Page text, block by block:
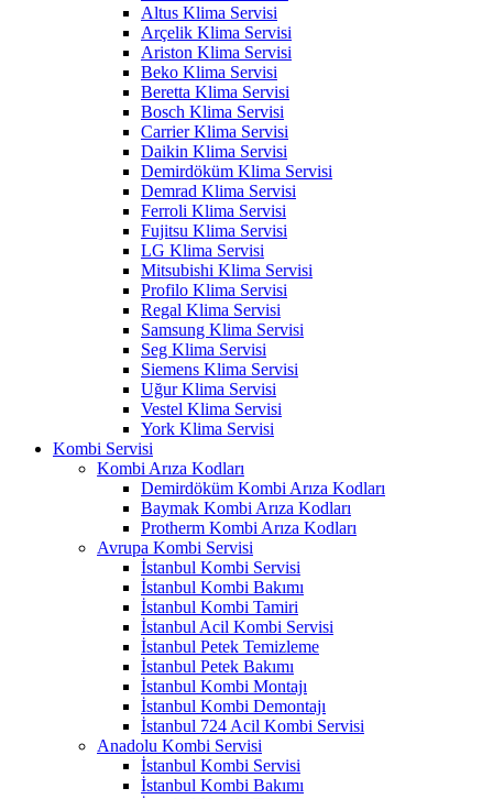
Altus Klima Servisi
Arçelik Klima Servisi
Ariston Klima Servisi
Beko Klima Servisi
Beretta Klima Servisi
Bosch Klima Servisi
Carrier Klima Servisi
Daikin Klima Servisi
Demirdöküm Klima Servisi
Demrad Klima Servisi
Ferroli Klima Servisi
Fujitsu Klima Servisi
LG Klima Servisi
Mitsubishi Klima Servisi
Profilo Klima Servisi
Regal Klima Servisi
Samsung Klima Servisi
Seg Klima Servisi
Siemens Klima Servisi
Uğur Klima Servisi
Vestel Klima Servisi
York Klima Servisi
Kombi Servisi
Kombi Arıza Kodları
Demirdöküm Kombi Arıza Kodları
Baymak Kombi Arıza Kodları
Protherm Kombi Arıza Kodları
Avrupa Kombi Servisi
İstanbul Kombi Servisi
İstanbul Kombi Bakımı
İstanbul Kombi Tamiri
İstanbul Acil Kombi Servisi
İstanbul Petek Temizleme
İstanbul Petek Bakımı
İstanbul Kombi Montajı
İstanbul Kombi Demontajı
İstanbul 724 Acil Kombi Servisi
Anadolu Kombi Servisi
İstanbul Kombi Servisi
İstanbul Kombi Bakımı